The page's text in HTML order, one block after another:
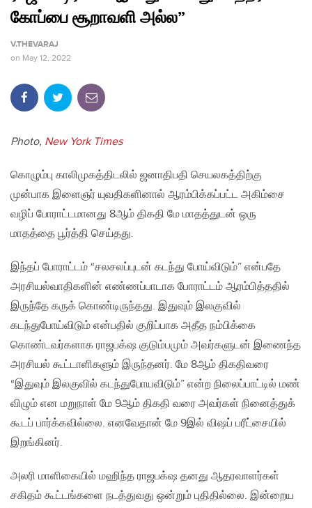
கோப்பை சூறாவளி அல்ல”
V.THEVARAJ
on May 12, 2022
Photo, New York Times
கொழும்பு காலிமுகத்திடலில் ஜனாதிபதி செயலகத்திற்கு
முன்பாக இளைஞர் யுவதிகளினால் ஆரம்பிக்கப்பட்ட அகிம்சை
வழிப் போராட்டமானது 8ஆம் திகதி மே மாதத்துடன் ஒரு
மாதத்தை பூர்த்தி செய்தது.
இந்தப் போராட்டம் “சலசலப்புடன் கடந்து போய்விடும்” என்பதே
அரசியல்வாதிகளின் எண்ணப்பாடாக போராட்டம் ஆரம்பித்ததில்
இருந்தே கருக் கொண்டிருந்தது. இதுவும் இலகுவில்
கடந்துபோய்விடும் என்பதில் குறிப்பாக அதீத நம்பிக்கை
கொண்டவர்களாக ராஜபக்‌ஷ குடும்பமும் அவர்களுடன் இணைந்த
அரசியல் கூட்டாளிகளும் இருந்தனர். மே 8ஆம் திகதிவரை
“இதுவும் இலகுவில் கடந்துபோயவிடும்” என்ற நிலைப்பாட்டில் மண்
விழும் என மறுநாள் மே 9ஆம் திகதி வரை அவர்கள் நினைத்துக்
கூடப் பார்க்கவில்லை. எனவேதான் மே 9இல் விஷப் பரீட்சையில்
இறங்கினர்.
அலரி மாளிகையில் மஹிந்த ராஜபக்‌ஷ தனது ஆதரவாளர்கள்
சகிதம் கூட்டங்களை நடத்துவது ஒன்றும் புதிதில்லை. இன்றைய